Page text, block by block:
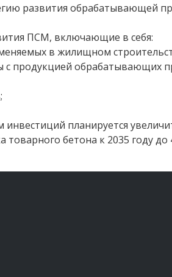
развития обрабатывающей
ПСМ, включающие в себя:
в жилищном
с продукцией обрабатывающих
планируется
бетона к 2035 году